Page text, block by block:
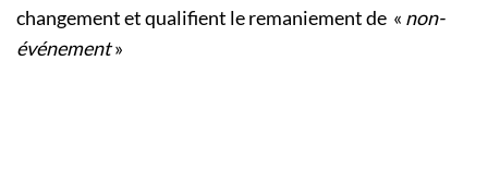
changement et qualifient le remaniement de « non-
événement»